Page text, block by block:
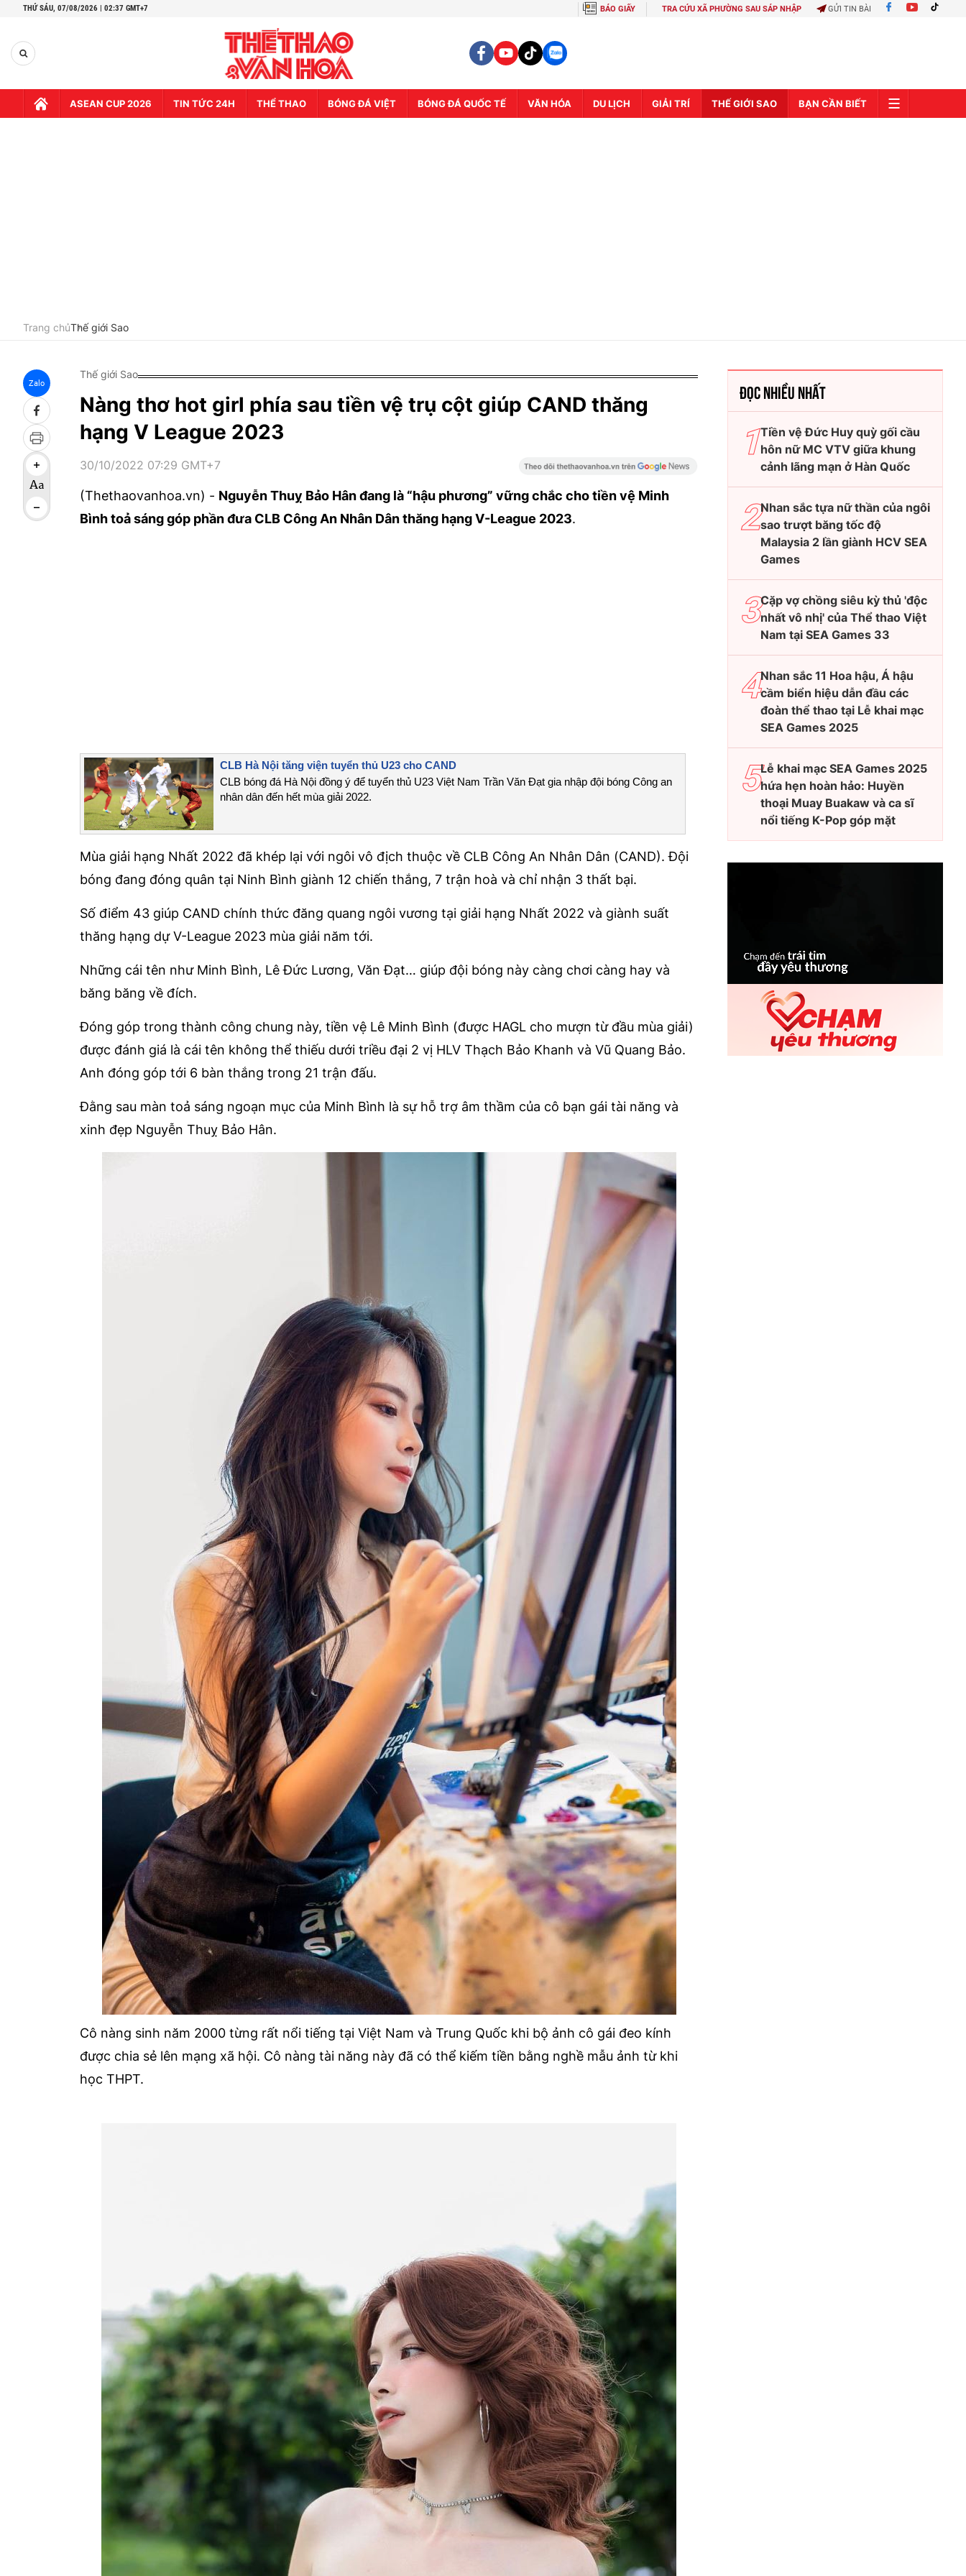
THỨ SÁU, 07/08/2026 | 02:37 GMT+7 BÁO GIẤY TRA CỨU XÃ PHƯỜNG SAU SÁP NHẬP GỬI TIN BÀI
ASEAN CUP 2026 TIN TỨC 24H THỂ THAO BÓNG ĐÁ VIỆT BÓNG ĐÁ QUỐC TẾ VĂN HÓA DU LỊCH GIẢI TRÍ THẾ GIỚI SAO BẠN CẦN BIẾT
Trang chủThế giới Sao
Zalo
Thế giới Sao
Nàng thơ hot girl phía sau tiền vệ trụ cột giúp CAND thăng
hạng V League 2023
30/10/2022 07:29 GMT+7
(Thethaovanhoa.vn) - Nguyễn Thuỵ Bảo Hân đang là “hậu phương” vững chắc cho tiền vệ Minh
Bình toả sáng góp phần đưa CLB Công An Nhân Dân thăng hạng V-League 2023.
CLB Hà Nội tăng viện tuyển thủ U23 cho CAND
CLB bóng đá Hà Nội đồng ý để tuyển thủ U23 Việt Nam Trần Văn Đạt gia nhập đội bóng Công an
nhân dân đến hết mùa giải 2022.
Mùa giải hạng Nhất 2022 đã khép lại với ngôi vô địch thuộc về CLB Công An Nhân Dân (CAND). Đội
bóng đang đóng quân tại Ninh Bình giành 12 chiến thắng, 7 trận hoà và chỉ nhận 3 thất bại.
Số điểm 43 giúp CAND chính thức đăng quang ngôi vương tại giải hạng Nhất 2022 và giành suất
thăng hạng dự V-League 2023 mùa giải năm tới.
Những cái tên như Minh Bình, Lê Đức Lương, Văn Đạt… giúp đội bóng này càng chơi càng hay và
băng băng về đích.
Đóng góp trong thành công chung này, tiền vệ Lê Minh Bình (được HAGL cho mượn từ đầu mùa giải)
được đánh giá là cái tên không thể thiếu dưới triều đại 2 vị HLV Thạch Bảo Khanh và Vũ Quang Bảo.
Anh đóng góp tới 6 bàn thắng trong 21 trận đấu.
Đằng sau màn toả sáng ngoạn mục của Minh Bình là sự hỗ trợ âm thầm của cô bạn gái tài năng và
xinh đẹp Nguyễn Thuỵ Bảo Hân.
Cô nàng sinh năm 2000 từng rất nổi tiếng tại Việt Nam và Trung Quốc khi bộ ảnh cô gái đeo kính
được chia sẻ lên mạng xã hội. Cô nàng tài năng này đã có thể kiếm tiền bằng nghề mẫu ảnh từ khi
học THPT.
ĐỌC NHIỀU NHẤT
Tiền vệ Đức Huy quỳ gối cầu
hôn nữ MC VTV giữa khung
cảnh lãng mạn ở Hàn Quốc
Nhan sắc tựa nữ thần của ngôi
sao trượt băng tốc độ
Malaysia 2 lần giành HCV SEA
Games
Cặp vợ chồng siêu kỳ thủ 'độc
nhất vô nhị' của Thể thao Việt
Nam tại SEA Games 33
Nhan sắc 11 Hoa hậu, Á hậu
cầm biển hiệu dẫn đầu các
đoàn thể thao tại Lễ khai mạc
SEA Games 2025
Lễ khai mạc SEA Games 2025
hứa hẹn hoàn hảo: Huyền
thoại Muay Buakaw và ca sĩ
nổi tiếng K-Pop góp mặt